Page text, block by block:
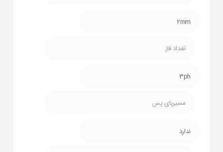
2mm
تعداد فاز
3ph
مسیربای پس
ندارد